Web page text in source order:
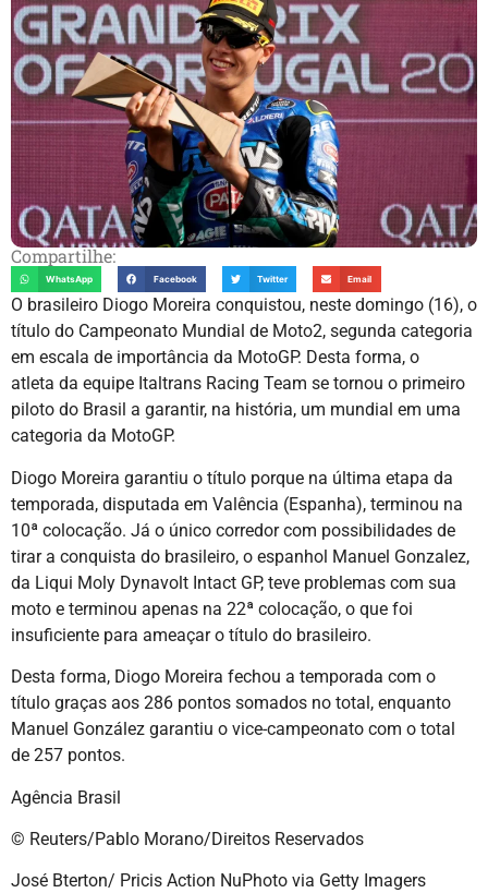
Compartilhe:
WhatsApp Facebook Twitter Email
O brasileiro Diogo Moreira conquistou, neste domingo (16), o
título do Campeonato Mundial de Moto2, segunda categoria
em escala de importância da MotoGP. Desta forma, o
atleta da equipe Italtrans Racing Team se tornou o primeiro
piloto do Brasil a garantir, na história, um mundial em uma
categoria da MotoGP.
Diogo Moreira garantiu o título porque na última etapa da
temporada, disputada em Valência (Espanha), terminou na
10ª colocação. Já o único corredor com possibilidades de
tirar a conquista do brasileiro, o espanhol Manuel Gonzalez,
da Liqui Moly Dynavolt Intact GP, teve problemas com sua
moto e terminou apenas na 22ª colocação, o que foi
insuficiente para ameaçar o título do brasileiro.
Desta forma, Diogo Moreira fechou a temporada com o
título graças aos 286 pontos somados no total, enquanto
Manuel González garantiu o vice-campeonato com o total
de 257 pontos.
Agência Brasil
© Reuters/Pablo Morano/Direitos Reservados
José Bterton/ Pricis Action NuPhoto via Getty Imagers